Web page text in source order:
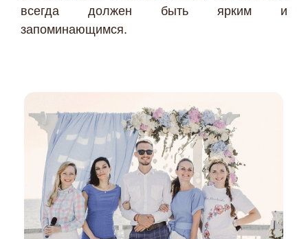
всегда должен быть ярким и
запоминающимся.